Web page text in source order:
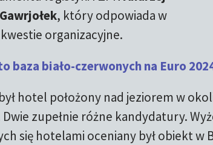
, który odpowiada w
organizacyjne.
baza biało-czerwonych na Euro
hotel położony nad jeziorem w
Dwie zupełnie różne kandydatury.
się hotelami oceniany był obiekt w